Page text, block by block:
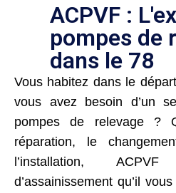
ACPVF :
pompes de
dans le 78
Vous habitez dans le
vous avez besoin d’un
pompes de relevage ?
réparation, le
l’installation,
d’assainissement qu’il